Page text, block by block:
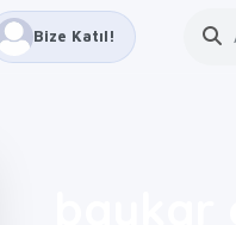
Bize Katıl!